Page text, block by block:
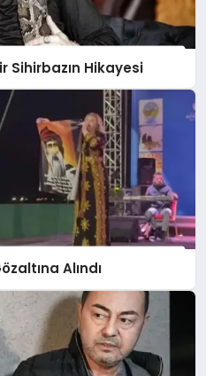
Sihirbazın Hikayesi
Alındı